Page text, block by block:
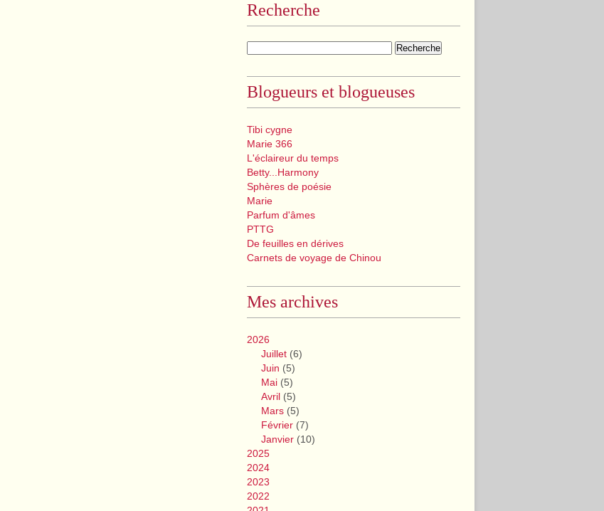
Recherche
Blogueurs et blogueuses
Tibi cygne
Marie 366
L'éclaireur du temps
Betty...Harmony
Sphères de poésie
Marie
Parfum d'âmes
PTTG
De feuilles en dérives
Carnets de voyage de Chinou
Mes archives
2026
Juillet (6)
Juin (5)
Mai (5)
Avril (5)
Mars (5)
Février (7)
Janvier (10)
2025
2024
2023
2022